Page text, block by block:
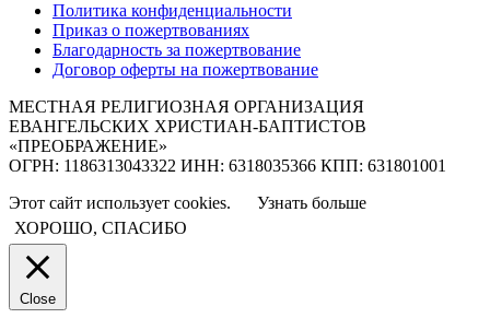
Политика конфиденциальности
Приказ о пожертвованиях
Благодарность за пожертвование
Договор оферты на пожертвование
МЕСТНАЯ РЕЛИГИОЗНАЯ ОРГАНИЗАЦИЯ
ЕВАНГЕЛЬСКИХ ХРИСТИАН-БАПТИСТОВ
«ПРЕОБРАЖЕНИЕ»
ОГРН: 1186313043322 ИНН: 6318035366 КПП: 631801001
Этот сайт использует cookies.
Узнать больше
ХОРОШО, СПАСИБО
Close